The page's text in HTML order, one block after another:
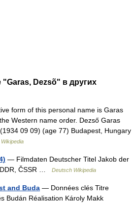
"Garas, Dezsõ" в других
form of this personal name is Garas
Western name order. Dezső Garas
09 09) (age 77) Budapest, Hungary
Wikipedia
— Filmdaten Deutscher Titel Jakob der
ČSSR …
Deutsch Wikipedia
and Buda — Données clés Titre
Budán Réalisation Károly Makk